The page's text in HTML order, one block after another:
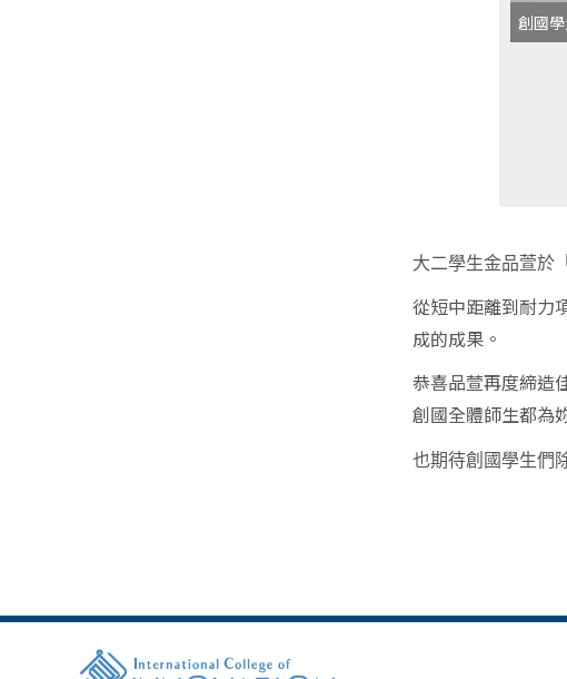
創國
大二學生金品萱於「
從短中距離到耐力
成的成果。
恭喜品萱再度締造
創國全體師生都為
也期待創國學生們